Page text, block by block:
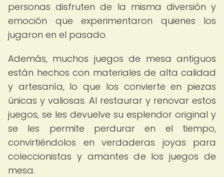
personas disfruten de la misma diversión y
emoción que experimentaron quienes los
jugaron en el pasado.
Además, muchos juegos de mesa antiguos
están hechos con materiales de alta calidad
y artesanía, lo que los convierte en piezas
únicas y valiosas. Al restaurar y renovar estos
juegos, se les devuelve su esplendor original y
se les permite perdurar en el tiempo,
convirtiéndolos en verdaderas joyas para
coleccionistas y amantes de los juegos de
mesa.